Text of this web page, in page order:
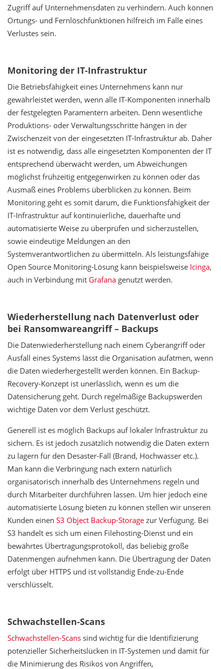
Zugriff auf Unternehmensdaten zu verhindern. Auch können
Ortungs- und Fernlöschfunktionen hilfreich im Falle eines
Verlustes sein.
Monitoring der IT-Infrastruktur
Die Betriebsfähigkeit eines Unternehmens kann nur
gewährleistet werden, wenn alle IT-Komponenten innerhalb
der festgelegten Paramentern arbeiten. Denn wesentliche
Produktions- oder Verwaltungsschritte hängen in der
Zwischenzeit von der eingesetzten IT-Infrastruktur ab. Daher
ist es notwendig, dass alle eingesetzten Komponenten der IT
entsprechend überwacht werden, um Abweichungen
möglichst frühzeitig entgegenwirken zu können oder das
Ausmaß eines Problems überblicken zu können. Beim
Monitoring geht es somit darum, die Funktionsfähigkeit der
IT-Infrastruktur auf kontinuierliche, dauerhafte und
automatisierte Weise zu überprüfen und sicherzustellen,
sowie eindeutige Meldungen an den
Systemverantwortlichen zu übermitteln. Als leistungsfähige
Open Source Monitoring-Lösung kann beispielsweise Icinga,
auch in Verbindung mit Grafana genutzt werden.
Wiederherstellung nach Datenverlust oder
bei Ransomwareangriff – Backups
Die Datenwiederherstellung nach einem Cyberangriff oder
Ausfall eines Systems lässt die Organisation aufatmen, wenn
die Daten wiederhergestellt werden können. Ein Backup-
Recovery-Konzept ist unerlässlich, wenn es um die
Datensicherung geht. Durch regelmäßige Backupswerden
wichtige Daten vor dem Verlust geschützt.
Generell ist es möglich Backups auf lokaler Infrastruktur zu
sichern. Es ist jedoch zusätzlich notwendig die Daten extern
zu lagern für den Desaster-Fall (Brand, Hochwasser etc.).
Man kann die Verbringung nach extern natürlich
organisatorisch innerhalb des Unternehmens regeln und
durch Mitarbeiter durchführen lassen. Um hier jedoch eine
automatisierte Lösung bieten zu können stellen wir unseren
Kunden einen S3 Object Backup-Storage zur Verfügung. Bei
S3 handelt es sich um einen Filehosting-Dienst und ein
bewährtes Übertragungsprotokoll, das beliebig große
Datenmengen aufnehmen kann. Die Übertragung der Daten
erfolgt über HTTPS und ist vollständig Ende-zu-Ende
verschlüsselt.
Schwachstellen-Scans
Schwachstellen-Scans sind wichtig für die Identifizierung
potenzieller Sicherheitslücken in IT-Systemen und damit für
die Minimierung des Risikos von Angriffen,